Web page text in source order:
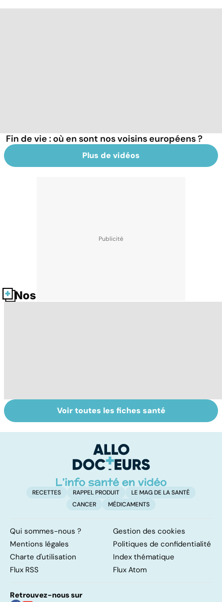
Fin de vie : où en sont nos voisins européens ?
Plus de vidéos
Nos fiches santé
Fin de vie : de la
loi Leonetti à
Faire du sport à
domicile, c'est
Voir toutes les fiches santé
RECETTES RAPPEL PRODUIT
LE MAG DE LA SANTÉ
CANCER
MÉDICAMENTS
Qui sommes-nous ?
Gestion des cookies
Mentions légales
Politiques de confidentialité
Charte d'utilisation
Index thématique
Flux RSS
Flux Atom
Retrouvez-nous sur